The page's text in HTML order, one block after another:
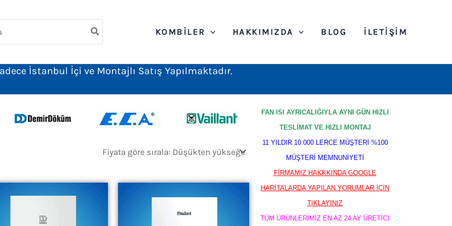
KOMBILER HAKKIMIZDA BLOG İLETIŞIM
İstanbul İçi ve Montajlı Satış Yapılmaktadır.
FAN ISI AYRICALIĞIYLA AYNI GÜN HIZLI
TESLİMAT VE HIZLI MONTAJ
11 YILDIR 10.000 LERCE MÜŞTERİ %100
MÜŞTERİ MEMNUNİYETİ
FİRMAMIZ HAKKKINDA GOOGLE
HARİTALARDA YAPILAN YORUMLAR İÇİN
TIKLAYINIZ
TÜM ÜRÜNLERİMİZ EN AZ 24 AY ÜRETİCİ